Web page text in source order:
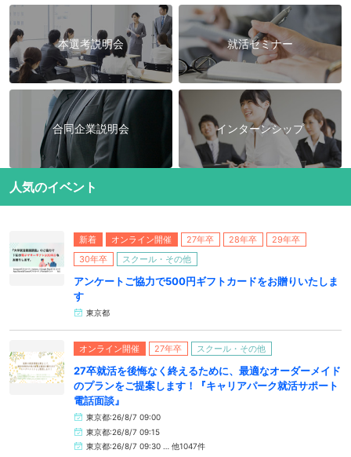
本選考説明会 就活セミナー
合同企業説明会 インターンシップ
人気のイベント
新着 オンライン開催 27年卒 28年卒
29年卒
30年卒
スクール・その他
アンケートご協力で500円ギフトカードをお贈りいたしま
す
東京都
オンライン開催 27年卒 スクール・その他
27卒就活を後悔なく終えるために、最適なオーダーメイド
のプランをご提案します！『キャリアパーク就活サポート
電話面談』
東京都:26/8/7 09:00
東京都:26/8/7 09:15
東京都:26/8/7 09:30 … 他1047件